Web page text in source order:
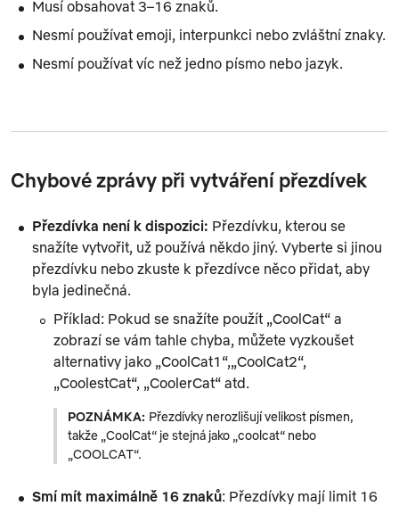
Musí obsahovat 3–16 znaků.
Nesmí používat emoji, interpunkci nebo zvláštní znaky.
Nesmí používat víc než jedno písmo nebo jazyk.
Chybové zprávy při vytváření přezdívek
Přezdívka není k dispozici: Přezdívku, kterou se
snažíte vytvořit, už používá někdo jiný. Vyberte si jinou
přezdívku nebo zkuste k přezdívce něco přidat, aby
byla jedinečná.
Příklad: Pokud se snažíte použít „CoolCat“ a
zobrazí se vám tahle chyba, můžete vyzkoušet
alternativy jako „CoolCat1“,„CoolCat2“,
„CoolestCat“, „CoolerCat“ atd.
POZNÁMKA: Přezdívky nerozlišují velikost písmen,
takže „CoolCat“ je stejná jako „coolcat“ nebo
„COOLCAT“.
Smí mít maximálně 16 znaků: Přezdívky mají limit 16